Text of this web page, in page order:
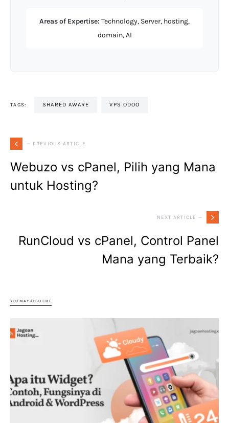
Areas of Expertise: Technology, Server, hosting,
domain, AI
TAGS: SHARED AWARE VPS ODOO
— PREVIOUS ARTICLE
Webuzo vs cPanel, Pilih yang Mana
untuk Hosting?
NEXT ARTICLE —
RunCloud vs cPanel, Control Panel
Mana yang Terbaik?
YOU MAY ALSO LIKE